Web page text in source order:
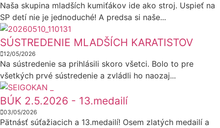
Naša skupina mladších kumiťákov ide ako stroj. Uspieť na
SP detí nie je jednoduché! A predsa si naše...
SÚSTREDENIE MLADŠÍCH KARATISTOV
12/05/2026
Na sústredenie sa prihlásili skoro všetci. Bolo to pre
všetkých prvé sústredenie a zvládli ho naozaj...
BÚK 2.5.2026 - 13.medailí
03/05/2026
Pätnásť súťažiacich a 13.medailí! Osem zlatých medailí a